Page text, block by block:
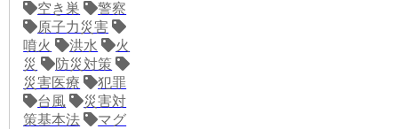
空き巣
警察
原子力災害
噴火
洪水
火
災
防災対策
災害医療
犯罪
台風
災害対
策基本法
マグ